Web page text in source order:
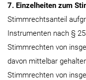
7. Einzelheiten zum
Stimmrechtsanteil
Instrumenten nach §
Stimmrechten von
davon mittelbar
Stimmrechten von